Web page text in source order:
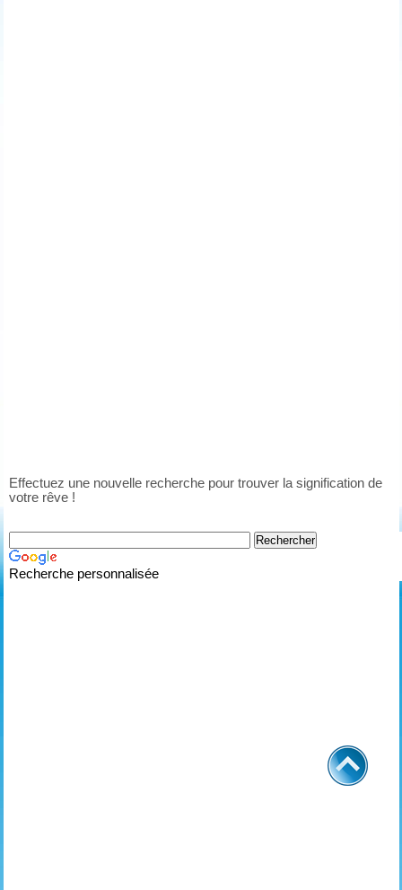
Effectuez une nouvelle recherche pour trouver la signification de
votre rêve !
Recherche personnalisée